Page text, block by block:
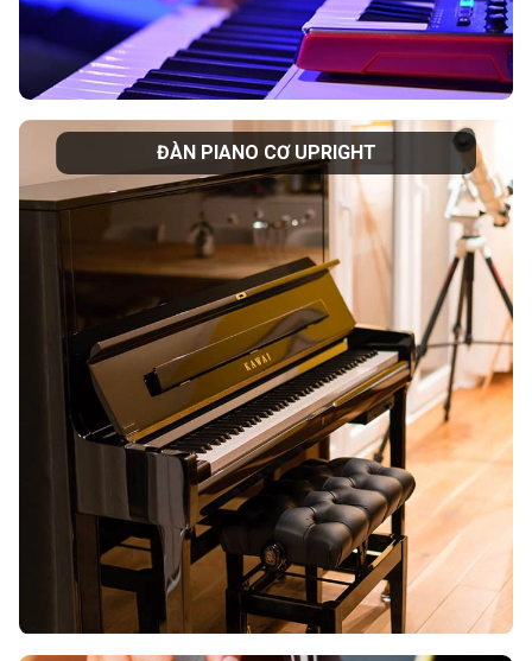
ĐÀN PIANO CƠ UPRIGHT